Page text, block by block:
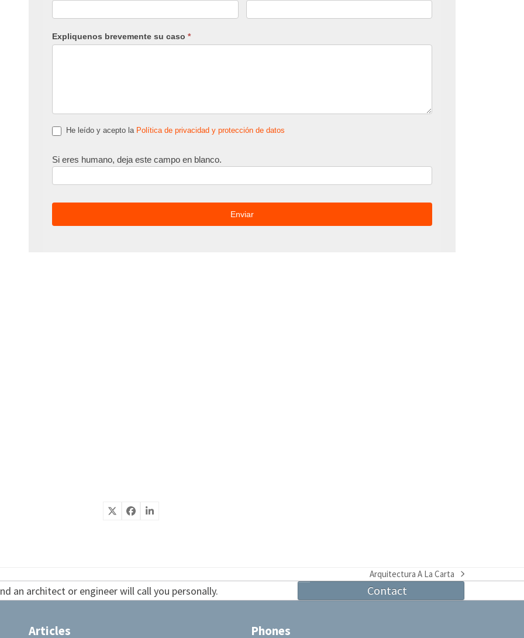
Expliquenos brevemente su caso *
He leído y acepto la Política de privacidad y protección de datos
Si eres humano, deja este campo en blanco.
next
post:
Arquitectura A La Carta
an architect or engineer will call you personally. Contact
Articles Phones